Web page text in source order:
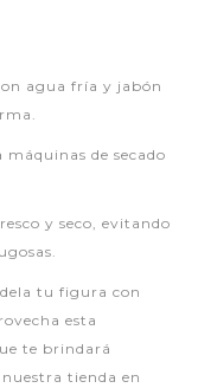
agua fría y jabón
de secado
y seco, evitando
tu figura con
esta
te brindará
tienda en